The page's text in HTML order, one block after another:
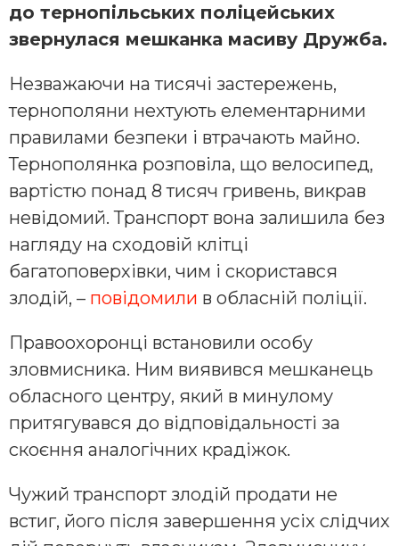
до тернопільських поліцейських
звернулася мешканка масиву Дружба.
Незважаючи на тисячі застережень,
тернополяни нехтують елементарними
правилами безпеки і втрачають майно.
Тернополянка розповіла, що велосипед,
вартістю понад 8 тисяч гривень, викрав
невідомий. Транспорт вона залишила без
нагляду на сходовій клітці
багатоповерхівки, чим і скористався
злодій, – повідомили в обласній поліції.
Правоохоронці встановили особу
зловмисника. Ним виявився мешканець
обласного центру, який в минулому
притягувався до відповідальності за
скоєння аналогічних крадіжок.
Чужий транспорт злодій продати не
встиг, його після завершення усіх слідчих